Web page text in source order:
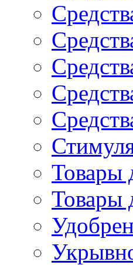
Товары
Товары